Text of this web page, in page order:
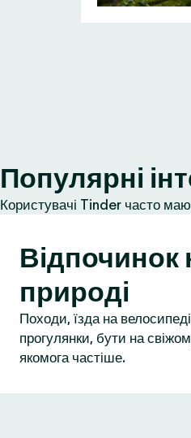
Популярні
Користувачі Tinder часто
Відпочинок
природі
Походи, їзда на
прогулянки, бути на
якомога частіше.